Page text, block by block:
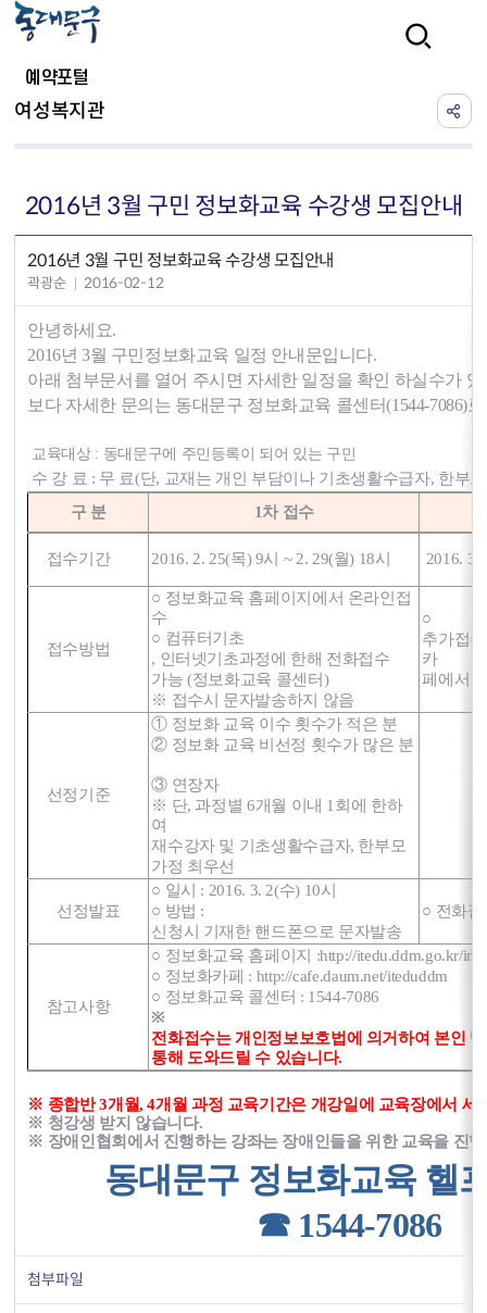
예약포털
여성복지관
2016년 3월 구민 정보화교육 수강생 모집안내
2016년 3월 구민 정보화교육 수강생 모집안내
곽광순 2016-02-12
안녕하세요.
2016년 3월 구민정보화교육 일정 안내문입니다.
아래 첨부문서를 열어 주시면 자세한 일정을 확인 하실수가 있
보다 자세한 문의는 동대문구 정보화교육 콜센터(1544-7086)
교육대상 : 동대문구에 주민등록이 되어 있는 구민
수 강 료 : 무 료(단, 교재는 개인 부담이나 기초생활수급자, 한부
구 분
1차 접수
접수기간 2016. 2. 25(목) 9시 ~ 2. 29(월) 18시 2016. 3.
접수방법
○ 정보화교육 홈페이지에서 온라인접
수
○ 컴퓨터기초
, 인터넷기초과정에 한해 전화접수
가능 (정보화교육 콜센터)
※ 접수시 문자발송하지 않음
○
추가접
카
페 에서
선정기준
① 정보화 교육 이수 횟수가 적은 분
② 정보화 교육 비선정 횟수가 많은 분
③ 연장자
※ 단, 과정별 6개월 이내 1회에 한하
여
재수강자 및 기초생활수급자, 한부모
가정 최우선
선정발표
○ 일시 : 2016. 3. 2(수) 10시
○ 방법 :
신청시 기재한 핸드폰으로 문자발송
○ 전화접
참고사항
○ 정보화교육 홈페이지 :http://itedu.ddm.go.kr/
○ 정보화카페 : http://cafe.daum.net/iteduddm
○ 정보화교육 콜센터 : 1544-7086
※
전화접수는 개인정보보호법에 의거하여 본인
통해 도와드릴 수 있습니다.
※ 종합반 3개월, 4개월 과정 교육기간은 개강일에 교육장에서 세
※ 청강생 받지 않습니다.
※ 장애인협회에서 진행하는 강좌는 장애인들을 위한 교육을 진행
동대문구 정보화교육 헬
☎ 1544-7086
첨부파일